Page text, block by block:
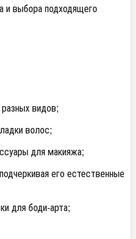
и выбора подходящего
видов;
волос;
для макияжа;
его естественные
для боди-арта;